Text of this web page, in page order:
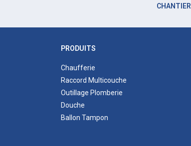
CHANTIER
PRODUITS
Chaufferie
Raccord Multicouche
Outillage Plomberie
Douche
Ballon Tampon